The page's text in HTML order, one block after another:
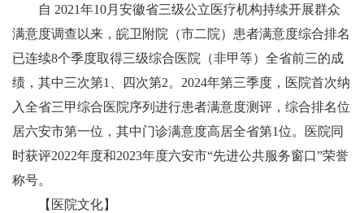
自 2021年10月安徽省三级公立医疗机构持续开展群众
满意度调查以来，皖卫附院（市二院）患者满意度综合排名
已连续8个季度取得三级综合医院（非甲等）全省前三的成
绩，其中三次第1、四次第2。 2024年第三季度，医院首次纳
入全省三甲综合医院序列进行患者满意度测评，综合排名位
居六安市第一位 ，其中门诊满意度高居全省第1位。
医院同
时获评2022年度和2023年度六安市“先进公共服务窗口”荣誉
称号。
【医院文化】